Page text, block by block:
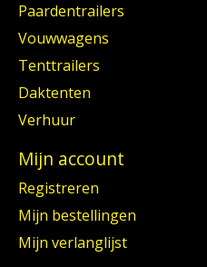
Paardentrailers
Vouwwagens
Tenttrailers
Daktenten
Verhuur
Mijn account
Registreren
Mijn bestellingen
Mijn verlanglijst